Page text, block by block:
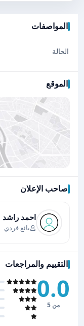
المواصفات
الحالة
الموقع
صاحب الإعلان
احمد راشد
بائع فردي
التقييم والمراجعات
0.0
من 5